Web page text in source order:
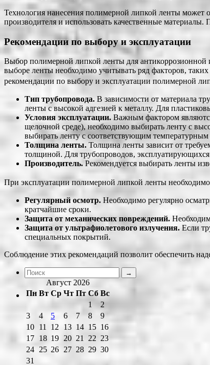
Технология нанесения полимерной липкой ленты может
производителя и использовать качественные
Рекомендации по выбору и эксплуатации
Выбор полимерной липкой ленты для антикоррозионной
выборе ленты необходимо учитывать ряд факторов,
рекомендации по выбору и эксплуатации полимерной
Тип трубопровода. В зависимости от материала
ленты с высокой адгезией к металлу. Для
Условия эксплуатации. Важным фактором
щелочной среде), необходимо выбирать ленту с
выбирать ленту с соответствующим
Толщина ленты. Толщина ленты зависит от
толщиной. Для трубопроводов,
Производитель. Рекомендуется выбирать ленты
При эксплуатации полимерной липкой ленты
Регулярный осмотр. Необходимо регулярно
кратчайшие сроки.
Защита от механических повреждений.
Защита от ультрафиолетового излучения. Если
специальных покрытий.
Соблюдение этих рекомендаций позволит обеспечить
Август 2026
Пн Вт Ср Чт Пт Сб Вс
1
2
3
4 5 6 7 8
9
10 11 12 13 14 15 16
17 18 19 20 21 22 23
24 25 26 27 28 29 30
31